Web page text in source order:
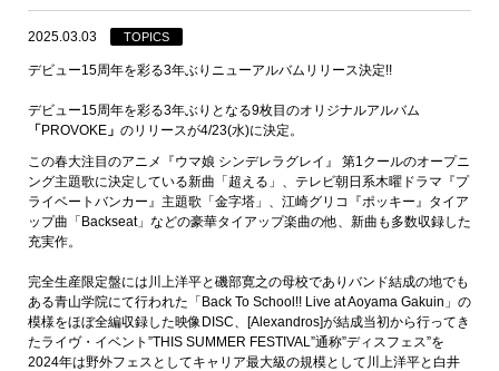
2025.03.03 TOPICS
デビュー15周年を彩る3年ぶりニューアルバムリリース決定!!
デビュー15周年を彩る3年ぶりとなる9枚目のオリジナルアルバム
「PROVOKE 」 のリリースが4/23(水)に決定。
この春大注目のアニメ『ウマ娘 シンデレラグレイ』 第1クールのオープニ
ング主題歌に決定している新曲「超える」、テレビ朝日系木曜ドラマ『プ
ライベートバンカー』主題歌「金字塔」、江崎グリコ『ポッキー』タイア
ップ曲「Backseat」などの豪華タイアップ楽曲の他、新曲も多数収録した
充実作。
完全生産限定盤には川上洋平と磯部寛之の母校でありバンド結成の地でも
ある青山学院にて行われた「Back To School!! Live at Aoyama Gakuin」の
模様をほぼ全編収録した映像DISC、[Alexandros]が結成当初から行ってき
たライヴ・イベント”THIS SUMMER FESTIVAL”通称”ディスフェス”を
2024年は野外フェスとしてキャリア最大級の規模として川上洋平と白井